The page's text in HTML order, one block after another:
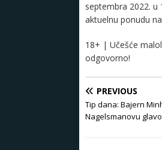
septembra 2022.
aktuelnu ponudu
18+ | Učešće
odgovorno!
PREVIOUS
Tip dana: Bajern
Nagelsmanovu